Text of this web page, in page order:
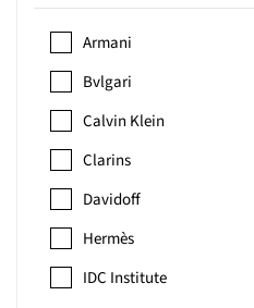
Armani
Bvlgari
Calvin Klein
Clarins
Davidoff
Hermès
IDC Institute